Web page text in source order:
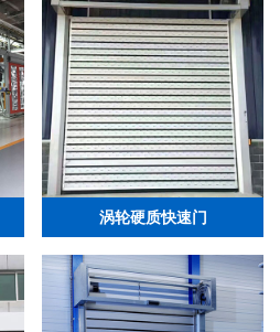
涡轮硬质快速门